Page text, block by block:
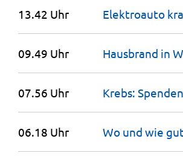
13.42 Uhr Elektroauto
09.49 Uhr Hausbrand in
07.56 Uhr Krebs:
06.18 Uhr Wo und wie